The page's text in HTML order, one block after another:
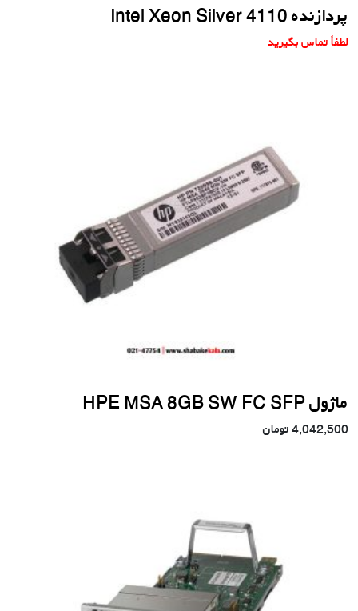
پردازنده Intel Xeon Silver 4110
لطفاً تماس بگیرید
ماژول HPE MSA 8GB SW FC SFP
4,042,500تومان